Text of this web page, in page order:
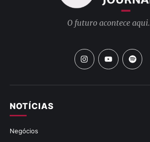
NOTÍCIAS
Negócios
O futuro acontece aqui.